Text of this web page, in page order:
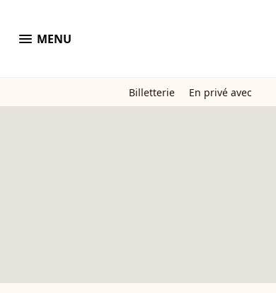
menu MENU
Billetterie En privé avec